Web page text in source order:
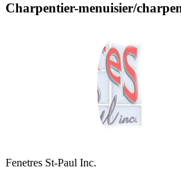
Charpentier-menuisier/
Fenetres St-Paul Inc.